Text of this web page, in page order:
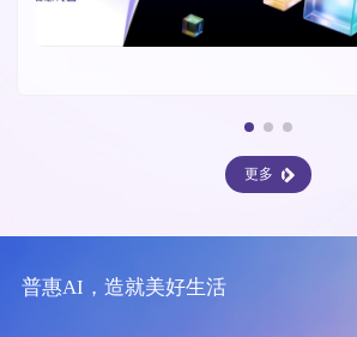
更多
普惠AI，造就美好生活